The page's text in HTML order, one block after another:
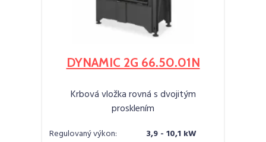
DYNAMIC 2G 66.50.01N
Krbová vložka rovná s dvojitým
prosklením
Regulovaný výkon:
3,9 - 10,1 kW